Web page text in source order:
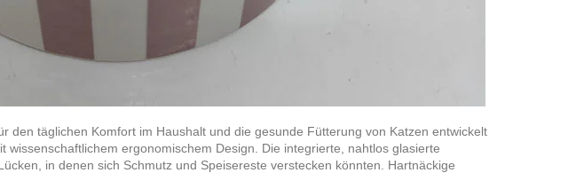
den täglichen Komfort im Haushalt und die gesunde Fütterung von Katzen entwickelt
wissenschaftlichem ergonomischem Design. Die integrierte, nahtlos glasierte
in denen sich Schmutz und Speisereste verstecken könnten. Hartnäckige